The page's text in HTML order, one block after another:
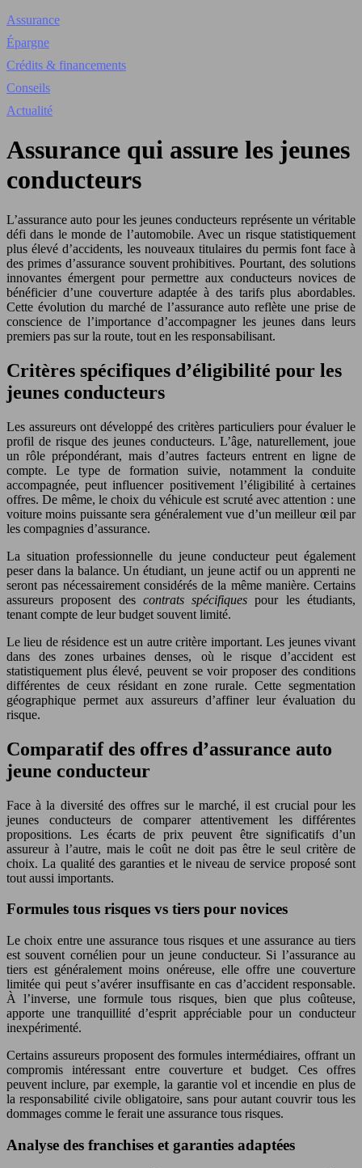
Assurance
Épargne
Crédits & financements
Conseils
Actualité
Assurance qui assure les jeunes
conducteurs
L’assurance auto pour les jeunes conducteurs représente un véritable
défi dans le monde de l’automobile. Avec un risque statistiquement
plus élevé d’accidents, les nouveaux titulaires du permis font face à
des primes d’assurance souvent prohibitives. Pourtant, des solutions
innovantes émergent pour permettre aux conducteurs novices de
bénéficier d’une couverture adaptée à des tarifs plus abordables.
Cette évolution du marché de l’assurance auto reflète une prise de
conscience de l’importance d’accompagner les jeunes dans leurs
premiers pas sur la route, tout en les responsabilisant.
Critères spécifiques d’éligibilité pour les
jeunes conducteurs
Les assureurs ont développé des critères particuliers pour évaluer le
profil de risque des jeunes conducteurs. L’âge, naturellement, joue
un rôle prépondérant, mais d’autres facteurs entrent en ligne de
compte. Le type de formation suivie, notamment la conduite
accompagnée, peut influencer positivement l’éligibilité à certaines
offres. De même, le choix du véhicule est scruté avec attention : une
voiture moins puissante sera généralement vue d’un meilleur œil par
les compagnies d’assurance.
La situation professionnelle du jeune conducteur peut également
peser dans la balance. Un étudiant, un jeune actif ou un apprenti ne
seront pas nécessairement considérés de la même manière. Certains
assureurs proposent des contrats spécifiquespour les étudiants,
tenant compte de leur budget souvent limité.
Le lieu de résidence est un autre critère important. Les jeunes vivant
dans des zones urbaines denses, où le risque d’accident est
statistiquement plus élevé, peuvent se voir proposer des conditions
différentes de ceux résidant en zone rurale. Cette segmentation
géographique permet aux assureurs d’affiner leur évaluation du
risque.
Comparatif des offres d’assurance auto
jeune conducteur
Face à la diversité des offres sur le marché, il est crucial pour les
jeunes conducteurs de comparer attentivement les différentes
propositions. Les écarts de prix peuvent être significatifs d’un
assureur à l’autre, mais le coût ne doit pas être le seul critère de
choix. La qualité des garanties et le niveau de service proposé sont
tout aussi importants.
Formules tous risques vs tiers pour novices
Le choix entre une assurance tous risques et une assurance au tiers
est souvent cornélien pour un jeune conducteur. Si l’assurance au
tiers est généralement moins onéreuse, elle offre une couverture
limitée qui peut s’avérer insuffisante en cas d’accident responsable.
À l’inverse, une formule tous risques, bien que plus coûteuse,
apporte une tranquillité d’esprit appréciable pour un conducteur
inexpérimenté.
Certains assureurs proposent des formules intermédiaires, offrant un
compromis intéressant entre couverture et budget. Ces offres
peuvent inclure, par exemple, la garantie vol et incendie en plus de
la responsabilité civile obligatoire, sans pour autant couvrir tous les
dommages comme le ferait une assurance tous risques.
Analyse des franchises et garanties adaptées